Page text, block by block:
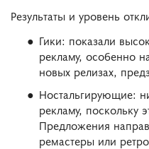
Результаты и уровень
Гики: показали
рекламу, особенно
новых релизах,
Ностальгирующие:
рекламу, поскольку
Предложения
ремастеры или